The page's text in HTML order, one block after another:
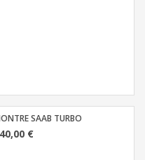
SAAB TURBO
€